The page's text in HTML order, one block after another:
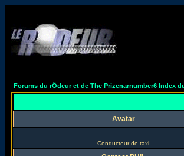
Forums du rÔdeur et de The Prizenarnumber6 Index
Avatar
Conducteur de taxi